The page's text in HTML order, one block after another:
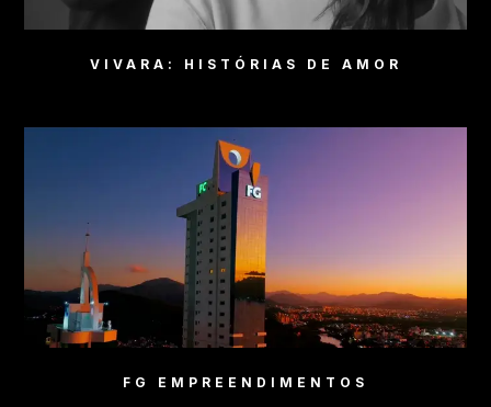
VIVARA: HISTÓRIAS DE AMOR
FG EMPREENDIMENTOS